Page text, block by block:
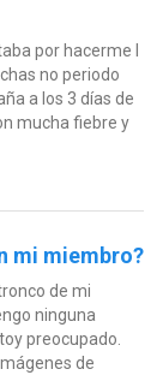
por hacerme I
no periodo
a los 3 días de
mucha fiebre y
mi miembro?
de mi
ninguna
preocupado.
de